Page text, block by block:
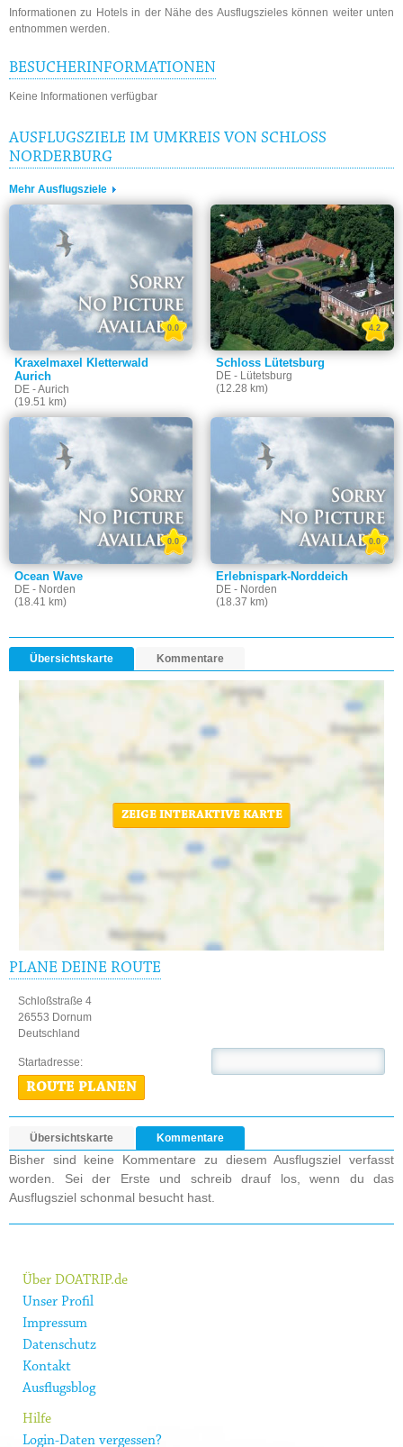
Informationen zu Hotels in der Nähe des Ausflugszieles können weiter unten
entnommen werden.
BESUCHERINFORMATIONEN
Keine Informationen verfügbar
AUSFLUGSZIELE IM UMKREIS VON SCHLOSS
NORDERBURG
Mehr Ausflugsziele
Kraxelmaxel Kletterwald
Aurich
DE - Aurich
(19.51 km)
0.0
Schloss Lütetsburg
DE - Lütetsburg
(12.28 km)
4.2
Ocean Wave
DE - Norden
(18.41 km)
0.0
Erlebnispark-Norddeich
DE - Norden
(18.37 km)
0.0
Übersichtskarte Kommentare
ZEIGE INTERAKTIVE KARTE
PLANE DEINE ROUTE
Schloßstraße 4
26553 Dornum
Deutschland
Startadresse:
ROUTE PLANEN
Übersichtskarte Kommentare
Bisher sind keine Kommentare zu diesem Ausflugsziel verfasst
worden. Sei der Erste und schreib drauf los, wenn du das
Ausflugsziel schonmal besucht hast.
Über DOATRIP.de
Unser Profil
Impressum
Datenschutz
Kontakt
Ausflugsblog
Hilfe
Login-Daten vergessen?